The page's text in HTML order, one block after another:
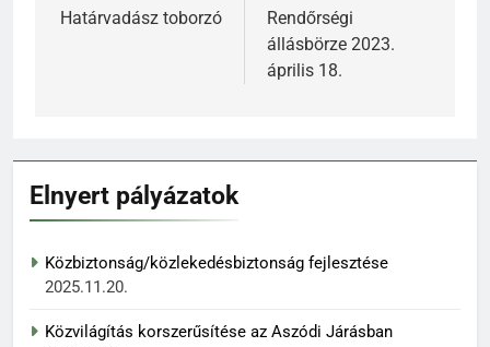
navigáció
Határvadász toborzó
Rendőrségi
állásbörze 2023.
április 18.
Elnyert pályázatok
Közbiztonság/közlekedésbiztonság fejlesztése
2025.11.20.
Közvilágítás korszerűsítése az Aszódi Járásban